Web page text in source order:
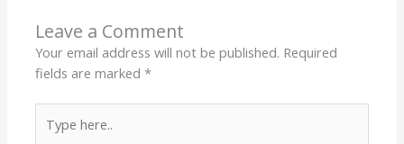
Leave a Comment
Your email address will not be published. Required
fields are marked*
here..